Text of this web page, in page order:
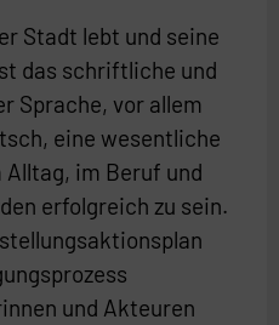
Stadt lebt und seine
das schriftliche und
Sprache, vor allem
eine wesentliche
Alltag, im Beruf und
erfolgreich zu sein.
und Akteuren